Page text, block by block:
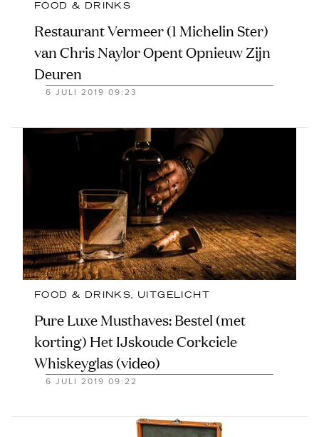
FOOD & DRINKS
Restaurant Vermeer (1 Michelin Ster)
van Chris Naylor Opent Opnieuw Zijn
Deuren
6 JULI 2019 09:23
FOOD & DRINKS UITGELICHT
Pure Luxe Musthaves: Bestel (met
korting) Het IJskoude Corkcicle
Whiskeyglas (video)
6 JULI 2019 09:22